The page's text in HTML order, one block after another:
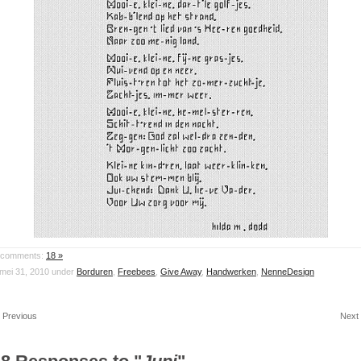
comments: 18 »
mei 31, 2010 under Borduren, Freebees, Give Away, Handwerken, NenneDesign
Previous Next